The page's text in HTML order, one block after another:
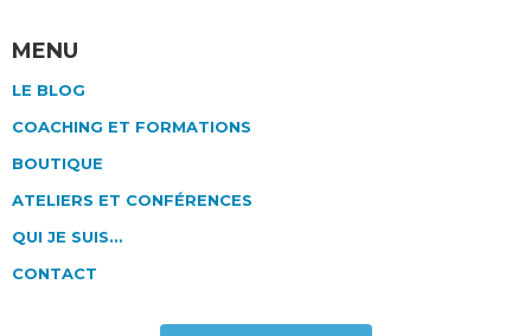
MENU
LE BLOG
COACHING ET FORMATIONS
BOUTIQUE
ATELIERS ET CONFÉRENCES
QUI JE SUIS…
CONTACT